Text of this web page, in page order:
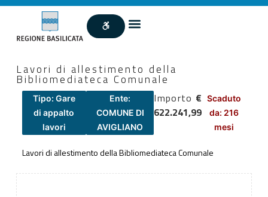
Lavori di allestimento della
Bibliomediateca Comunale
Tipo: Gare
di appalto
lavori
Ente:
COMUNE DI
AVIGLIANO
Importo €
622.241,99
Scaduto
da: 216
mesi
Lavori di allestimento della Bibliomediateca Comunale